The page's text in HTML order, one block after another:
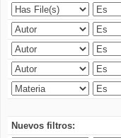
Nuevos filtros: